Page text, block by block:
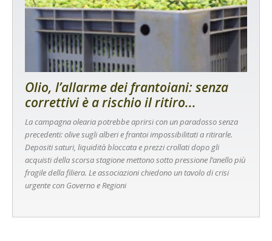
Olio, l’allarme dei frantoiani: senza
correttivi è a rischio il ritiro...
La campagna olearia potrebbe aprirsi con un paradosso senza
precedenti: olive sugli alberi e frantoi impossibilitati a ritirarle.
Depositi saturi, liquidità bloccata e prezzi crollati dopo gli
acquisti della scorsa stagione mettono sotto pressione l’anello più
fragile della filiera. Le associazioni chiedono un tavolo di crisi
urgente con Governo e Regioni